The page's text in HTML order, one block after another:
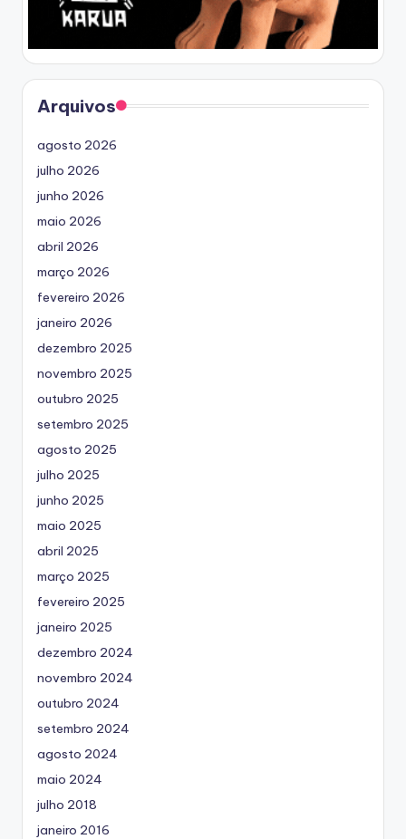
Arquivos
agosto 2026
julho 2026
junho 2026
maio 2026
abril 2026
março 2026
fevereiro 2026
janeiro 2026
dezembro 2025
novembro 2025
outubro 2025
setembro 2025
agosto 2025
julho 2025
junho 2025
maio 2025
abril 2025
março 2025
fevereiro 2025
janeiro 2025
dezembro 2024
novembro 2024
outubro 2024
setembro 2024
agosto 2024
maio 2024
julho 2018
janeiro 2016